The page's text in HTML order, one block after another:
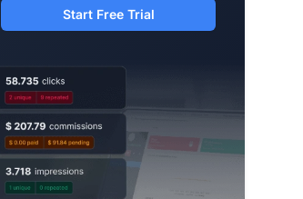
Start Free Trial